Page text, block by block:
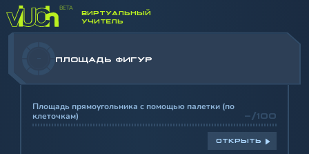
ВИРТУАЛЬНЫЙ
УЧИТЕЛЬ
ПЛОЩАДЬ ФИГУР
Площадь прямоугольника с помощью палетки (по
клеточкам)
-/100
ОТКРЫТЬ